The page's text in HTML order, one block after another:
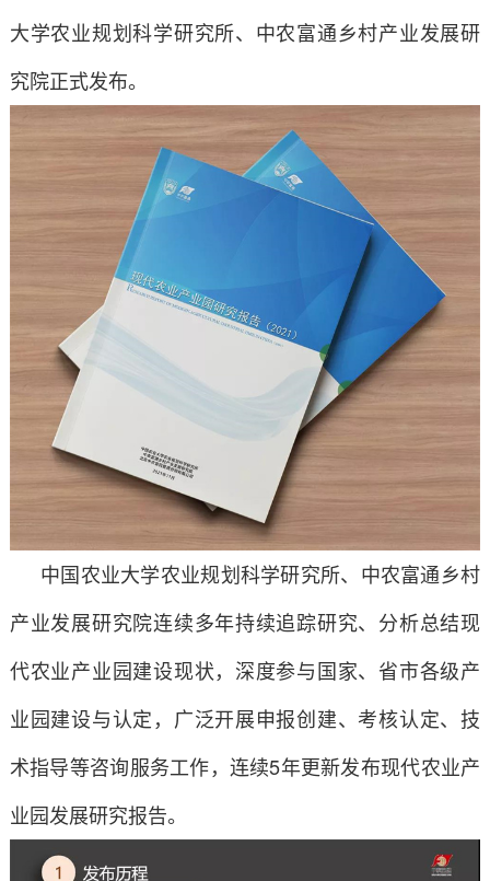
大学农业规划科学研究所、中农富通乡村产业发展研
究院正式发布。
中国农业大学农业规划科学研究所、中农富通乡村
产业发展研究院连续多年持续追踪研究、分析总结现
代农业产业园建设现状，深度参与国家、省市各级产
业园建设与认定，广泛开展申报创建、考核认定、技
术指导等咨询服务工作，连续5年更新发布现代农业产
业园发展研究报告。